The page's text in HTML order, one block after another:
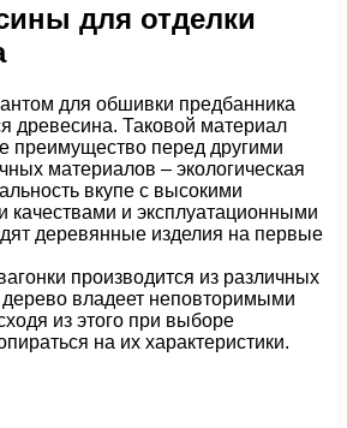
для отделки
для обшивки предбанника
древесина. Таковой материал
преимущество перед другими
материалов – экологическая
вкупе с высокими
качествами и эксплуатационными
деревянные изделия на первые
производится из различных
владеет неповторимыми
из этого при выборе
на их характеристики.